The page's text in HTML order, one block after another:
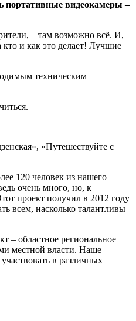
портативные видеокамеры –
– там возможно всё. И,
кто и как это делает! Лучшие
техническим
«Путешествуйте с
120 человек из нашего
очень много, но, к
проект получил в 2012 году
всем, насколько талантливы
– областное региональное
местной власти. Наше
в различных